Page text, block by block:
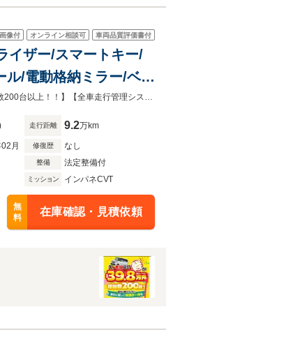
画像付 オンライン相談可 車両品質評価書付
イザー/スマートキー/
ル/電動格納ミラー/ベン
お客様に合ったお支払いプランをご提案させていただきます。【総額39.8万～在庫台数200台以上！！】【全車走行管理システムチェック・カーセンサー認定AIＳの認定書】
走行距離 9.2万km
月 修復歴 なし
整備 法定整備付
ミッション インパネCVT
無
料
在庫確認・見積依頼